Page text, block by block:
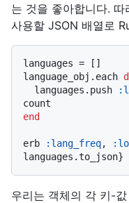
는 것을 좋아합니다.
사용할 JSON 배열로
languages = []
language_obj.each
  languages.push
end
erb :lang_freq,
우리는 객체의 각 키-